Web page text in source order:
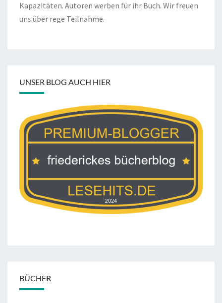
Kapazitäten. Autoren werben für ihr Buch. Wir freuen
uns über rege Teilnahme.
UNSER BLOG AUCH HIER
BÜCHER